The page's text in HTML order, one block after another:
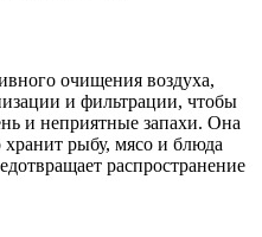
очищения воздуха,
и фильтрации, чтобы
и неприятные запахи. Она
хранит рыбу, мясо и блюда
распространение